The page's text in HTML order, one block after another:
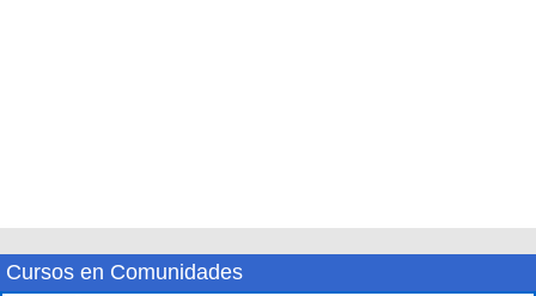
Cursos en Comunidades